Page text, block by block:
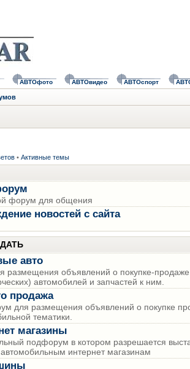
АВТОфото АВТОвидео АВТОспорт
• Активные темы
форум для общения
новостей с сайта
авто
размещения объявлений о покупке-продаже
автомобилей и запчастей к ним.
продажа
для размещения объявлений о покупке
тематики.
магазины
подфорум в котором разрешается
интернет магазинам